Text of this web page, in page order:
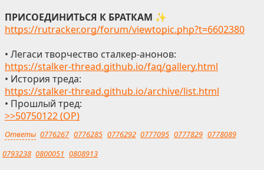
ПРИСОЕДИНИТЬСЯ К БРАТКАМ ✨
https://rutracker.org/forum/viewtopic.php?t=6602380
• Легаси творчество сталкер-анонов:
https://stalker-thread.github.io/faq/gallery.html
• История треда:
https://stalker-thread.github.io/archive/list.html
• Прошлый тред:
>>50750122 (OP)
Ответы 0776267 0776285 0776292 0777095 0777829 0778089
0793238 0800051 0808913